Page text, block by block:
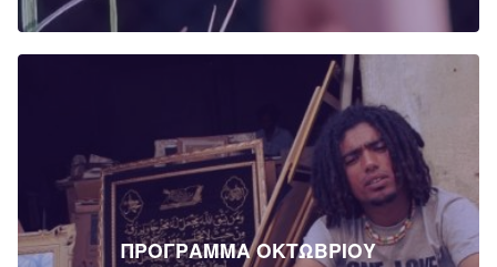
ΠΡΟΓΡΑΜΜΑ ΟΚΤΩΒΡΙΟΥ